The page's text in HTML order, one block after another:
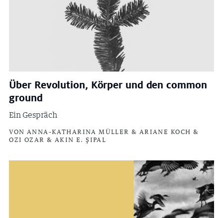
Über Revolution, Körper und den common
ground
Ein Gespräch
VON ANNA-KATHARINA MÜLLER & ARIANE KOCH &
OZI OZAR & AKIN E. ŞIPAL